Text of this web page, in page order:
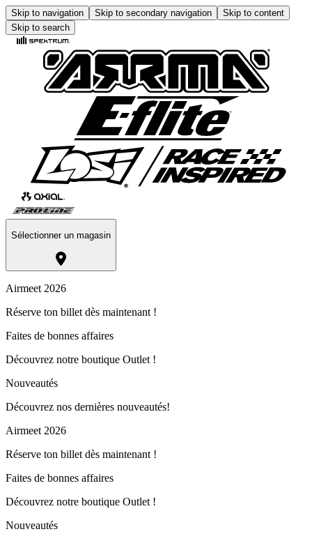
Skip to navigation Skip to secondary navigation
Skip to content
Skip to search
Sélectionner un magasin
Airmeet 2026
Réserve ton billet dès maintenant !
Faites de bonnes affaires
Découvrez notre boutique Outlet !
Nouveautés
Découvrez nos dernières nouveautés!
Airmeet 2026
Réserve ton billet dès maintenant !
Faites de bonnes affaires
Découvrez notre boutique Outlet !
Nouveautés